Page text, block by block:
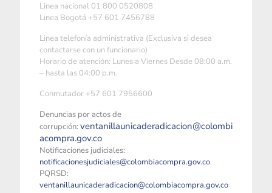
Linea nacional 01 800 0520808
Linea Bogotá +57 601 7456788
Linea telefonía administrativa (Exclusiva si desea
contactarse con un funcionario)
Horario de atención: Lunes a Viernes Desde 08:00 a.m.
– hasta las 04:00 p.m.
Conmutador +57 601 7956600
Denuncias por actos de
corrupción: ventanillaunicaderadicacion@colombi
acompra.gov.co
Notificaciones judiciales:
notificacionesjudiciales@colombiacompra.gov.co
PQRSD:
ventanillaunicaderadicacion@colombiacompra.gov.co